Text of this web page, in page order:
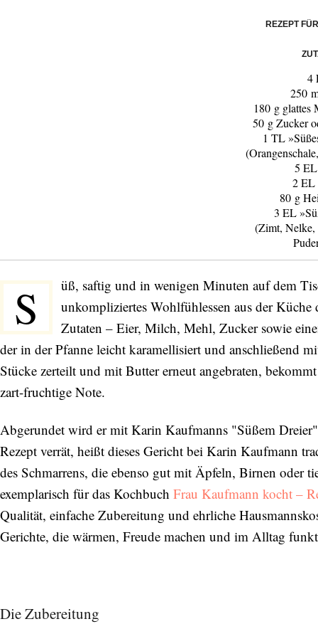
REZEPT
4
250
180 g glattes
50 g Zucker
1 TL
5
2 EL
80 g
3 EL
(Zimt, Nelke,
S
üß, saftig und in wenigen Minuten auf dem
unkompliziertes Wohlfühlessen aus der
Zutaten – Eier, Milch, Mehl, Zucker sowie
der in der Pfanne leicht karamellisiert und anschließend
Stücke zerteilt und mit Butter erneut angebraten,
zart-fruchtige Note.
Abgerundet wird er mit Karin Kaufmanns "Süßem
Rezept verrät, heißt dieses Gericht bei Karin Kaufmann
des Schmarrens, die ebenso gut mit Äpfeln, Birnen oder
exemplarisch für das Kochbuch Frau Kaufmann kocht –
Qualität, einfache Zubereitung und ehrliche
Gerichte, die wärmen, Freude machen und im Alltag
Die Zubereitung